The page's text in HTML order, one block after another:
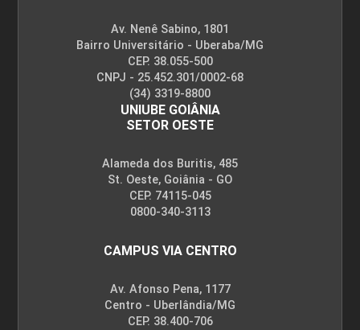
Av. Nenê Sabino, 1801
Bairro Universitário - Uberaba/MG
CEP. 38.055-500
CNPJ - 25.452.301/0002-68
(34) 3319-8800
UNIUBE GOIÂNIA
SETOR OESTE
Alameda dos Buritis, 485
St. Oeste, Goiânia - GO
CEP. 74115-045
0800-340-3113
CAMPUS VIA CENTRO
Av. Afonso Pena, 1177
Centro - Uberlândia/MG
CEP. 38.400-706